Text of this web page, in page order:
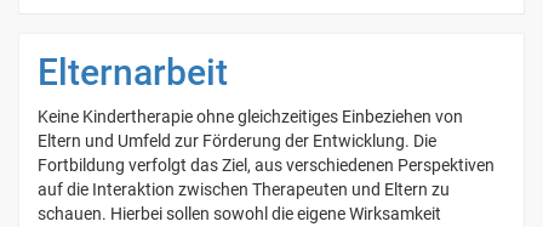
Elternarbeit
Keine Kindertherapie ohne gleichzeitiges Einbeziehen von
Eltern und Umfeld zur Förderung der Entwicklung. Die
Fortbildung verfolgt das Ziel, aus verschiedenen Perspektiven
auf die Interaktion zwischen Therapeuten und Eltern zu
schauen. Hierbei sollen sowohl die eigene Wirksamkeit